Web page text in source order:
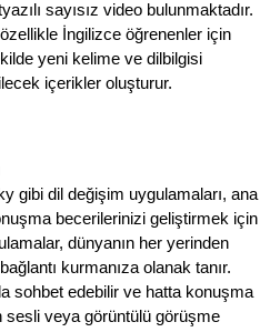
sayısız video bulunmaktadır.
İngilizce öğrenenler için
yeni kelime ve dilbilgisi
içerikler oluşturur.
gibi dil değişim uygulamaları, ana
becerilerinizi geliştirmek için
dünyanın her yerinden
kurmanıza olanak tanır.
sohbet edebilir ve hatta konuşma
sesli veya görüntülü görüşme